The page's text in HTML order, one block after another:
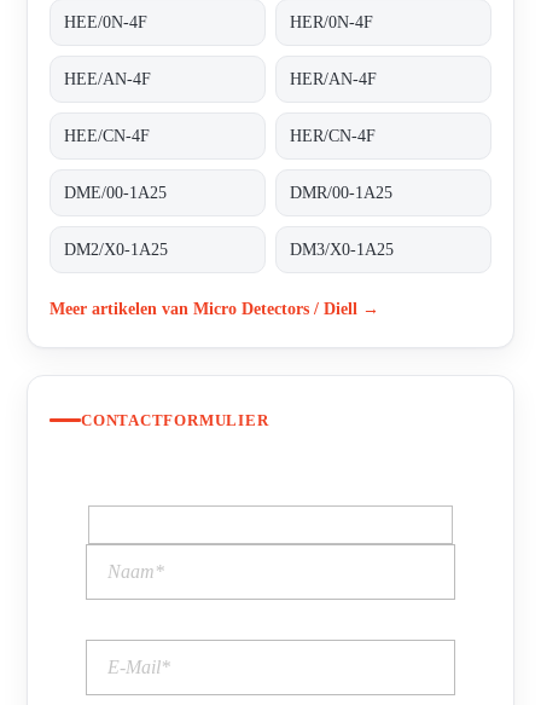
HEE/0N-4F HER/0N-4F
HEE/AN-4F HER/AN-4F
HEE/CN-4F HER/CN-4F
DME/00-1A25 DMR/00-1A25
DM2/X0-1A25 DM3/X0-1A25
Meer artikelen van Micro Detectors / Diell →
CONTACTFORMULIER